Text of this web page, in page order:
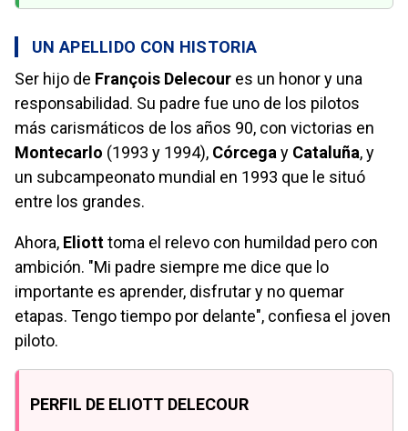
UN APELLIDO CON HISTORIA
Ser hijo de François Delecour es un honor y una
responsabilidad. Su padre fue uno de los pilotos
más carismáticos de los años 90, con victorias en
Montecarlo (1993 y 1994), Córcega y Cataluña, y
un subcampeonato mundial en 1993 que le situó
entre los grandes.
Ahora, Eliotttoma el relevo con humildad pero con
ambición. "Mi padre siempre me dice que lo
importante es aprender, disfrutar y no quemar
etapas. Tengo tiempo por delante", confiesa el joven
piloto.
PERFIL DE ELIOTT DELECOUR